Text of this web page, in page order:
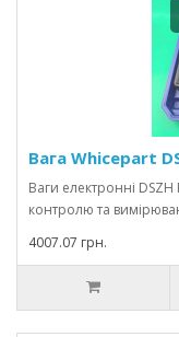
Вага Whicepart
Ваги електронні
контролю та
4007.07 грн.